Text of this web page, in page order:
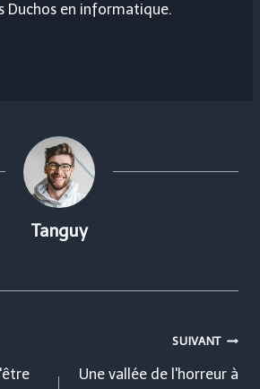
Duchos en informatique.
Tanguy
SUIVANT
Une vallée de l'horreur à